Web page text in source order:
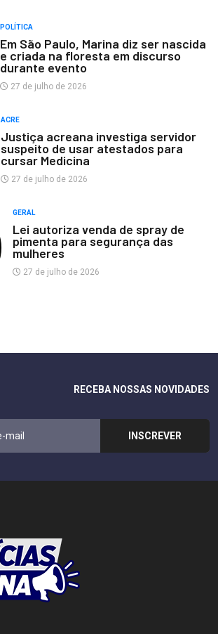
POLÍTICA
Em São Paulo, Marina diz ser nascida
e criada na floresta em discurso
durante evento
27 de julho de 2026
ACRE
Justiça acreana investiga servidor
suspeito de usar atestados para
cursar Medicina
27 de julho de 2026
GERAL
Lei autoriza venda de spray de
pimenta para segurança das
mulheres
27 de julho de 2026
RECEBA NOSSAS NOVIDADES